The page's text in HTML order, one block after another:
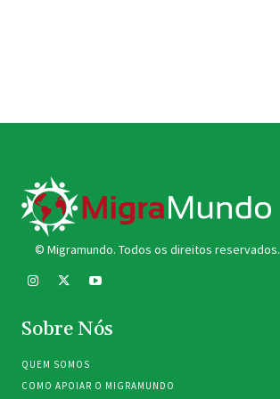
© Migramundo. Todos os direitos reservados.
Sobre Nós
QUEM SOMOS
COMO APOIAR O MIGRAMUNDO